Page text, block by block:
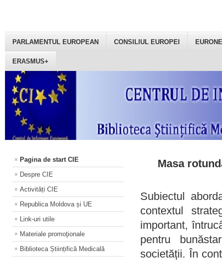
PARLAMENTUL EUROPEAN CONSILIUL EUROPEI
ERASMUS+
Pagina de start CIE
Despre CIE
Activități CIE
Republica Moldova și UE
Link-uri utile
Materiale promoţionale
Biblioteca Științifică Medicală
Masa
Subiectul
contextul
important,
pentru
societății. În